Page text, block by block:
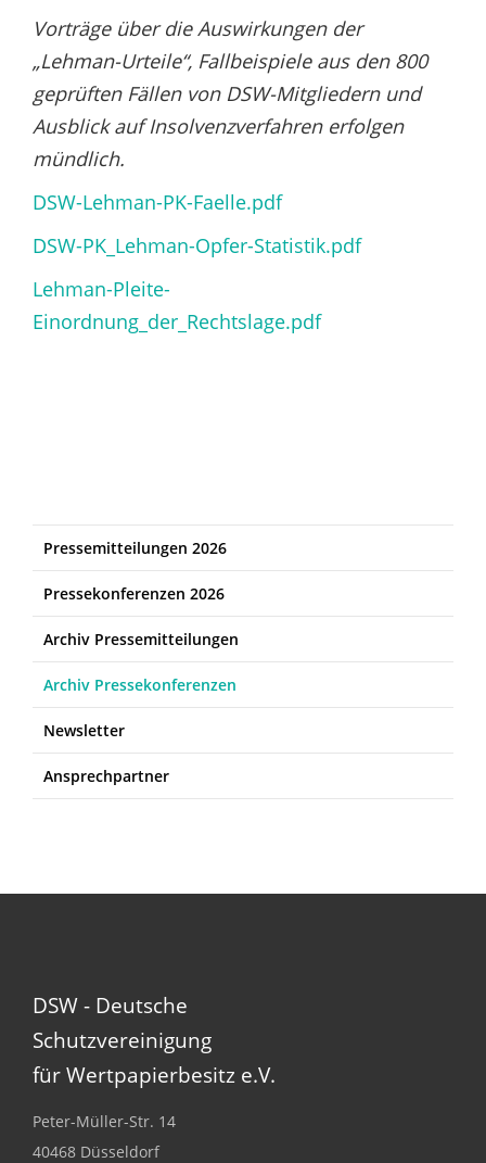
Vorträge über die Auswirkungen der
„Lehman-Urteile“, Fallbeispiele aus den 800
geprüften Fällen von DSW-Mitgliedern und
Ausblick auf Insolvenzverfahren erfolgen
mündlich.
DSW-Lehman-PK-Faelle.pdf
DSW-PK_Lehman-Opfer-Statistik.pdf
Lehman-Pleite-
Einordnung_der_Rechtslage.pdf
Pressemitteilungen 2026
Pressekonferenzen 2026
Archiv Pressemitteilungen
Archiv Pressekonferenzen
Newsletter
Ansprechpartner
DSW - Deutsche
Schutzvereinigung
für Wertpapierbesitz e.V.
Peter-Müller-Str. 14
40468 Düsseldorf